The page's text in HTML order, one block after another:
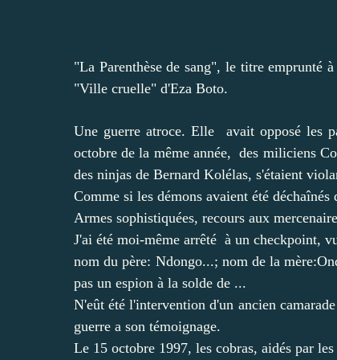
"La Parenthèse de sang", le titre
"Ville cruelle" d'Eza Boto.
Une guerre atroce. Elle avait opposé les
octobre de la même année, des miliciens
des ninjas de Bernard Kolélas, s'étaient
Comme si les démons avaient été
Armes sophistiquées, recours aux
J'ai été moi-même arrêté à un checkpoint,
nom du père: Ndongo...; nom de la
pas un espion à la solde de ...
N'eût été l'intervention d'un ancien
guerre a son témoignage.
Le 15 octobre 1997, les cobras, aidés par